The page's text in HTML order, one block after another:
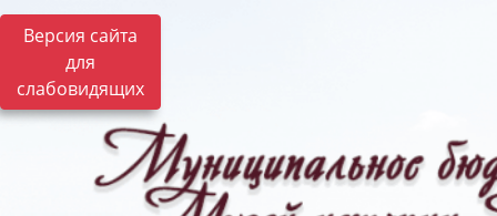
Версия сайта
для
слабовидящих